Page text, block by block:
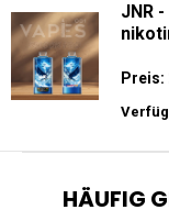
JNR
Preis:
HÄUFIG